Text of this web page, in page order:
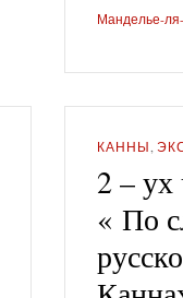
Манделье-
КАННЫ
2 – ух
« По